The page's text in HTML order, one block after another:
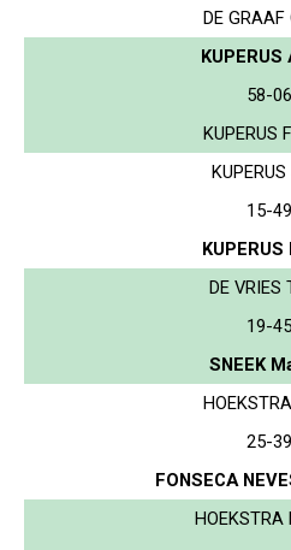
DE GRAAF
KUPERUS
58-06
KUPERUS
15-49
DE VRIES
19-45
SNEEK
25-39
FONSECA
HOEKSTRA